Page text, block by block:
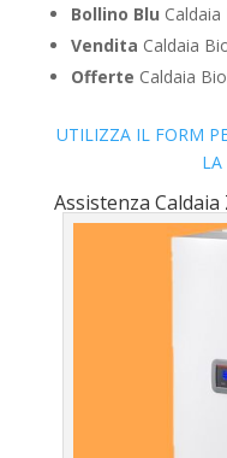
Bollino Blu
Vendita Caldaia
Offerte Caldaia
UTILIZZA IL FORM
Assistenza